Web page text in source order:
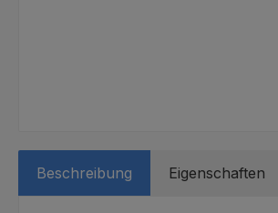
Beschreibung Eigenschaften